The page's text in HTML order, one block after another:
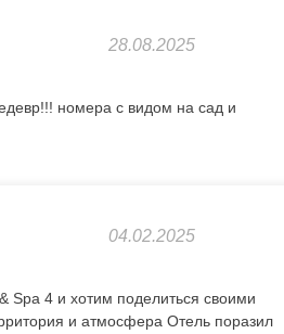
28.08.2025
номера с видом на сад и
04.02.2025
4 и хотим поделиться своими
и атмосфера Отель поразил